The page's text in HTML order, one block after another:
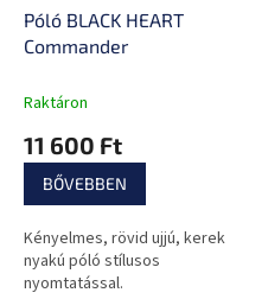
Póló BLACK HEART
Commander
Raktáron
11 600 Ft
BŐVEBBEN
Kényelmes, rövid ujjú, kerek
nyakú póló stílusos
nyomtatással.